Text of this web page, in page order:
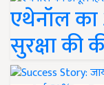
एथेनॉल का
सुरक्षा की